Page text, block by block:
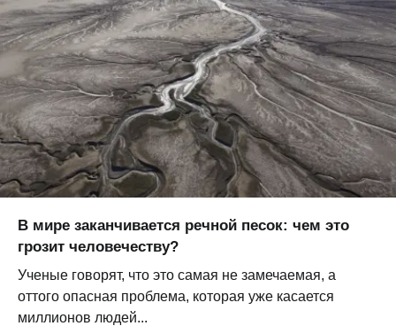
В мире заканчивается речной песок: чем это
грозит человечеству?
Ученые говорят, что это самая не замечаемая, а
оттого опасная проблема, которая уже касается
миллионов людей...